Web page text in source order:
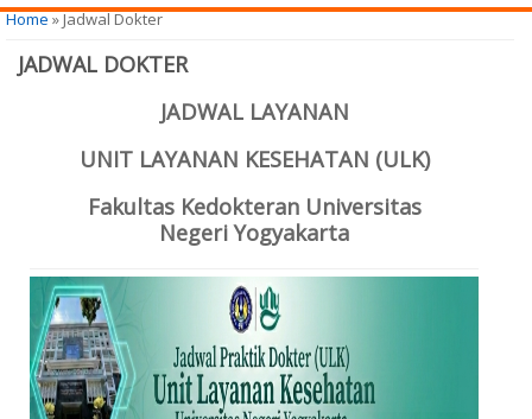
You are here
Home » Jadwal Dokter
JADWAL DOKTER
JADWAL LAYANAN
UNIT LAYANAN KESEHATAN (ULK)
Fakultas Kedokteran Universitas
Negeri Yogyakarta